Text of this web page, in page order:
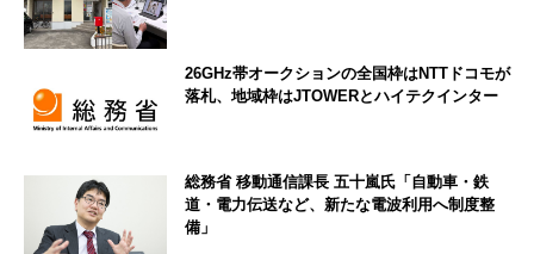
26GHz帯オークションの全国枠はNTTドコモが
落札、地域枠はJTOWERとハイテクインター
総務省 移動通信課長 五十嵐氏「自動車・鉄
道・電力伝送など、新たな電波利用へ制度整
備」